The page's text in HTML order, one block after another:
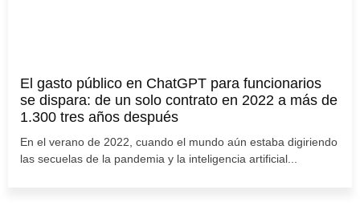
El gasto público en ChatGPT para funcionarios
se dispara: de un solo contrato en 2022 a más de
1.300 tres años después
En el verano de 2022, cuando el mundo aún estaba digiriendo
las secuelas de la pandemia y la inteligencia artificial...